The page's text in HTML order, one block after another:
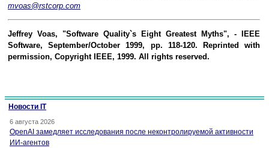
mvoas@rstcorp.com
Jeffrey Voas, "Software Quality`s Eight Greatest Myths", - IEEE
Software, September/October 1999, pp. 118-120. Reprinted with
permission, Copyright IEEE, 1999. All rights reserved.
Новости IT
6 августа 2026
OpenAI замедляет исследования после неконтролируемой активности
ИИ-агентов